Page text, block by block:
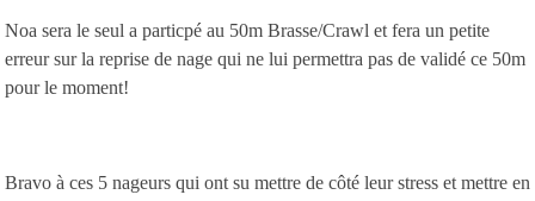
Noa sera le seul a particpé au 50m Brasse/Crawl et fera un petite
erreur sur la reprise de nage qui ne lui permettra pas de validé ce 50m
pour le moment!
Bravo à ces 5 nageurs qui ont su mettre de côté leur stress et mettre en